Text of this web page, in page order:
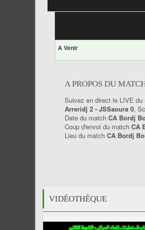
A Venir
A PROPOS DU
Suivez en direct le LIVE du
Arreridj 2 - JSSaoura 0,
Date du match CA Bordj
Coup d'envoi du match CA
Lieu du match CA Bordj
VIDÉOTHÈQUE